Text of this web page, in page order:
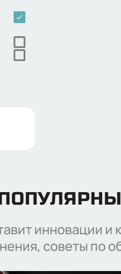
инновации
советы по